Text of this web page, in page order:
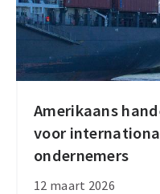
Amerikaans
voor
ondernemers
12 maart 2026
Amerikaans
handelsbeleid
grootste
zorg